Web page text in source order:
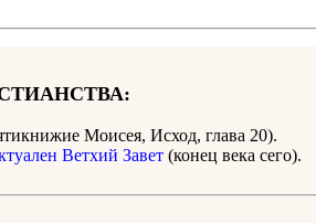
Моисея, Исход, глава 20).
Ветхий Завет (конец века сего).